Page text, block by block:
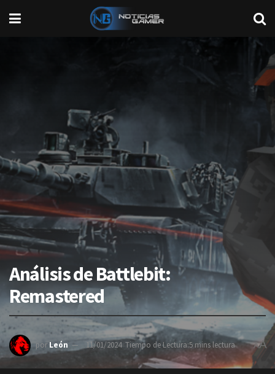
Análisis de Battlebit:
Remastered
porLeón 11/01/2024 Tiempo de Lectura:5 mins lectura AA